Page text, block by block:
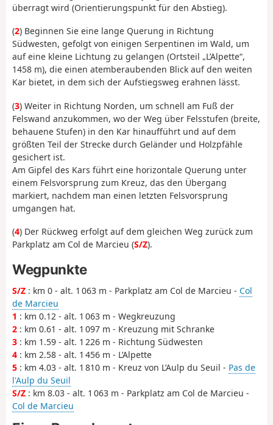
überragt wird (Orientierungspunkt für den Abstieg).
(2) Beginnen Sie eine lange Querung in Richtung
Südwesten, gefolgt von einigen Serpentinen im Wald, um
auf eine kleine Lichtung zu gelangen (Ortsteil „L’Alpette“,
1458 m), die einen atemberaubenden Blick auf den weiten
Kar bietet, in dem sich der Aufstiegsweg erahnen lässt.
(3) Weiter in Richtung Norden, um schnell am Fuß der
Felswand anzukommen, wo der Weg über Felsstufen (breite,
behauene Stufen) in den Kar hinaufführt und auf dem
größten Teil der Strecke durch Geländer und Holzpfähle
gesichert ist.
Am Gipfel des Kars führt eine horizontale Querung unter
einem Felsvorsprung zum Kreuz, das den Übergang
markiert, nachdem man einen letzten Felsvorsprung
umgangen hat.
(4) Der Rückweg erfolgt auf dem gleichen Weg zurück zum
Parkplatz am Col de Marcieu (S/Z).
Wegpunkte
S/Z : km 0 - alt. 1 063 m - Parkplatz am Col de Marcieu - Col
de Marcieu
1 : km 0.12 - alt. 1 063 m - Wegkreuzung
2 : km 0.61 - alt. 1 097 m - Kreuzung mit Schranke
3 : km 1.59 - alt. 1 226 m - Richtung Südwesten
4 : km 2.58 - alt. 1 456 m - L’Alpette
5 : km 4.03 - alt. 1 810 m - Kreuz von L’Aulp du Seuil - Pas de
l'Aulp du Seuil
S/Z : km 8.03 - alt. 1 063 m - Parkplatz am Col de Marcieu -
Col de Marcieu